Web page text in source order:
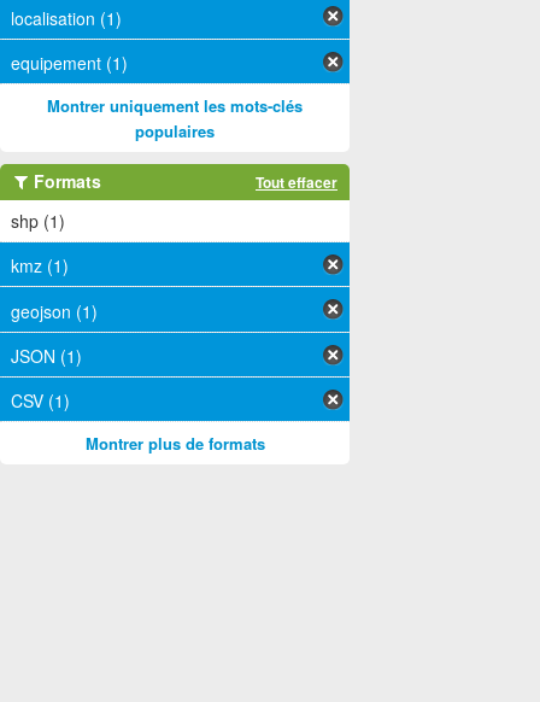
localisation (1)
equipement (1)
Montrer uniquement les mots-clés
populaires
Formats Tout effacer
shp (1)
kmz (1)
geojson (1)
JSON (1)
CSV (1)
Montrer plus de formats